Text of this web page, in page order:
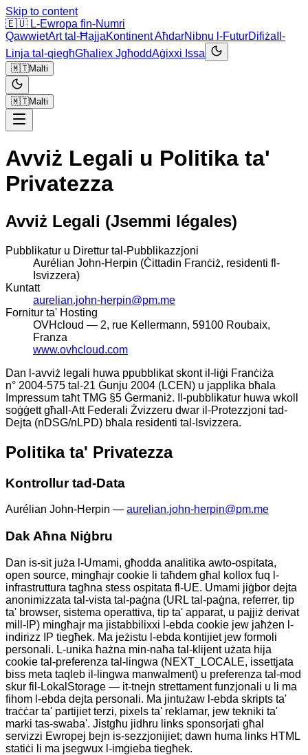
Skip to content
🇪🇺 L-Ewropa fin-Numri
QawwietArt tal-ĦajjaKontinent AħdarNibnu l-FuturDifiża Il-
Linja tal-qiegħGħaliex JgħoddAġixxi Issa
🇲🇹Malti
🇲🇹Malti
Avviż Legali u Politika ta'
Privatezza
Avviż Legali (Jsemmi légales)
Pubblikatur u Direttur tal-Pubblikazzjoni
Aurélian John-Herpin (Ċittadin Franċiż, residenti fl-
Isvizzera)
Kuntatt
aurelian.john-herpin@pm.me
Fornitur ta' Hosting
OVHcloud — 2, rue Kellermann, 59100 Roubaix,
Franza
www.ovhcloud.com
Dan l-avviż legali huwa ppubblikat skont il-liġi Franċiża
n° 2004-575 tal-21 Ġunju 2004 (LCEN) u japplika bħala
Impressum taħt TMG §5 Ġermaniż. Il-pubblikatur huwa wkoll
soġġett għall-Att Federali Żvizzeru dwar il-Protezzjoni tad-
Dejta (nDSG/nLPD) bħala residenti tal-Isvizzera.
Politika ta' Privatezza
Kontrollur tad-Data
Aurélian John-Herpin — aurelian.john-herpin@pm.me
Dak Aħna Niġbru
Dan is-sit juża l-Umami, għodda analitika awto-ospitata,
open source, mingħajr cookie li taħdem għal kollox fuq l-
infrastruttura tagħna stess ospitata fl-UE. Umami jiġbor dejta
anonimizzata tal-vista tal-paġna (URL tal-paġna, referrer, tip
ta' browser, sistema operattiva, tip ta' apparat, u pajjiż derivat
mill-IP) mingħajr ma jistabbilixxi l-ebda cookie jew jaħżen l-
indirizz IP tiegħek. Ma jeżistu l-ebda kontijiet jew formoli
personali. L-unika ħażna min-naħa tal-klijent użata hija
cookie tal-preferenza tal-lingwa (NEXT_LOCALE, issettjata
biss meta taqleb il-lingwa manwalment) u preferenza tal-mod
skur fil-LokalStorage — it-tnejn strettament funzjonali u li ma
fihom l-ebda dejta personali. Ma jintużaw l-ebda skripts ta'
traċċar ta' partijiet terzi, pixels ta' reklamar, jew tekniki ta'
marki tas-swaba'. Jistgħu jidhru links sponsorjati għal
servizzi Ewropej bejn is-sezzjonijiet; dawn huma links HTML
statiċi li ma jsegwux l-imġieba tiegħek.